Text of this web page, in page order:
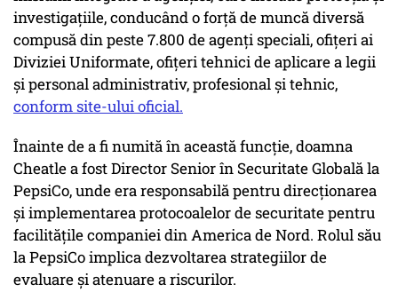
investigațiile, conducând o forță de muncă diversă
compusă din peste 7.800 de agenți speciali, ofițeri ai
Diviziei Uniformate, ofițeri tehnici de aplicare a legii
și personal administrativ, profesional și tehnic,
conform site-ului oficial.
Înainte de a fi numită în această funcție, doamna
Cheatle a fost Director Senior în Securitate Globală la
PepsiCo, unde era responsabilă pentru direcționarea
și implementarea protocoalelor de securitate pentru
facilitățile companiei din America de Nord. Rolul său
la PepsiCo implica dezvoltarea strategiilor de
evaluare și atenuare a riscurilor.